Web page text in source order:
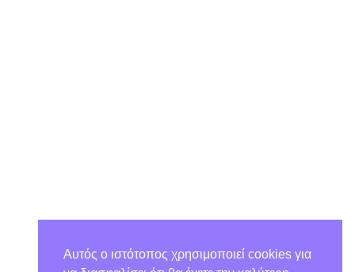
Αυτός ο ιστότοπος χρησιμοποιεί cookies για